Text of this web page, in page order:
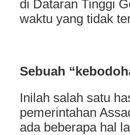
di Dataran Tinggi
waktu yang tidak
Sebuah
Inilah salah satu
pemerintahan
ada beberapa hal